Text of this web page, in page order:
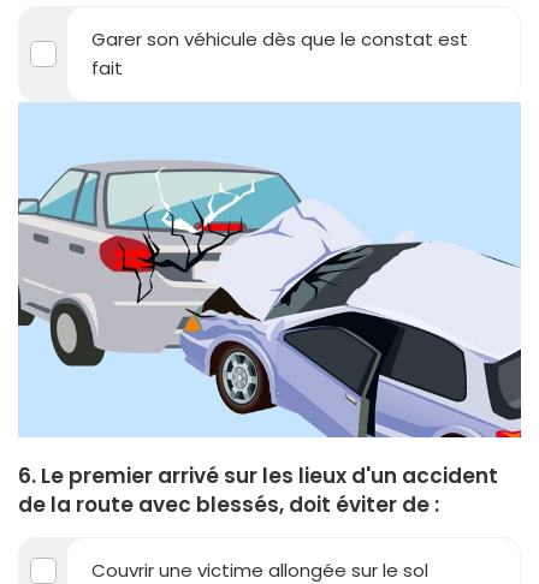
Garer son véhicule dès que le constat est
fait
6. Le premier arrivé sur les lieux d'un accident
de la route avec blessés, doit éviter de :
Couvrir une victime allongée sur le sol